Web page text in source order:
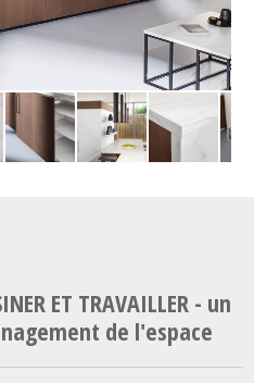
ET TRAVAILLER - un
de l'espace